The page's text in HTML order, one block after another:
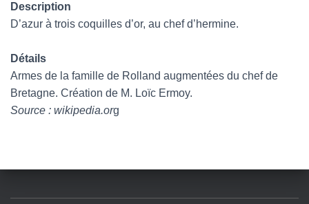
Description
D’azur à trois coquilles d’or, au chef d’hermine.
Détails
Armes de la famille de Rolland augmentées du chef de
Bretagne. Création de M. Loïc Ermoy.
Source : wikipedia.org